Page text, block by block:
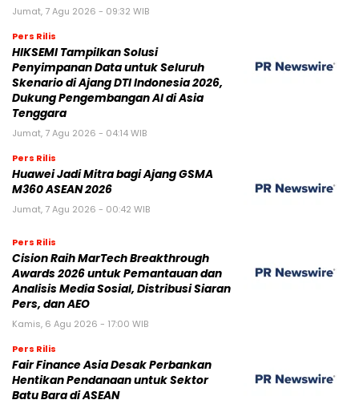
Jumat, 7 Agu 2026 - 09:32 WIB
Pers Rilis
HIKSEMI Tampilkan Solusi
Penyimpanan Data untuk Seluruh
Skenario di Ajang DTI Indonesia 2026,
Dukung Pengembangan AI di Asia
Tenggara
Jumat, 7 Agu 2026 - 04:14 WIB
Pers Rilis
Huawei Jadi Mitra bagi Ajang GSMA
M360 ASEAN 2026
Jumat, 7 Agu 2026 - 00:42 WIB
Pers Rilis
Cision Raih MarTech Breakthrough
Awards 2026 untuk Pemantauan dan
Analisis Media Sosial, Distribusi Siaran
Pers, dan AEO
Kamis, 6 Agu 2026 - 17:00 WIB
Pers Rilis
Fair Finance Asia Desak Perbankan
Hentikan Pendanaan untuk Sektor
Batu Bara di ASEAN